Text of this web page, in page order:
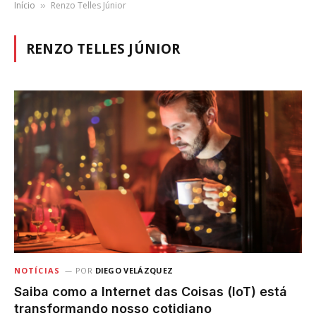
Início » Renzo Telles Júnior
RENZO TELLES JÚNIOR
NOTÍCIAS POR DIEGO VELÁZQUEZ
Saiba como a Internet das Coisas (IoT) está
transformando nosso cotidiano